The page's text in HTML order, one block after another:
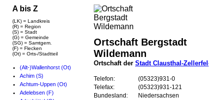
A bis Z
(LK) = Landkreis
(R) = Region
(S) = Stadt
(G) = Gemeinde
(SG) = Samtgem.
(F) = Flecken
(Ot) = Orts-/Stadtteil
(Alt-)Wallenhorst (Ot)
Achim (S)
Achtum-Uppen (Ot)
Adelebsen (F)
Ortschaft Bergstadt
Wildemann
Ortschaft der Stadt Clausthal-Zellerfeld
Telefon:
(05323)931-0
Telefax:
(05323)931-121
Bundesland:
Niedersachsen